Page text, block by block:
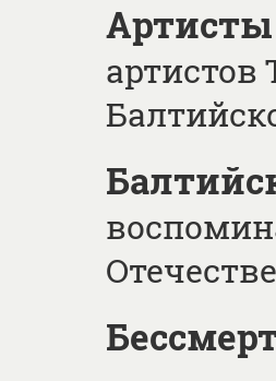
Артисты
артистов